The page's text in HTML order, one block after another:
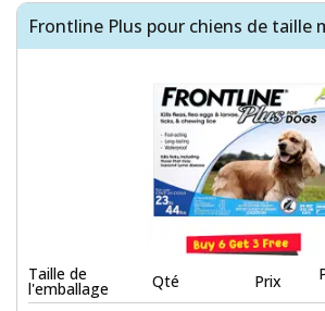
Frontline Plus pour chiens de taille
Taille de
l'emballage Qté Prix